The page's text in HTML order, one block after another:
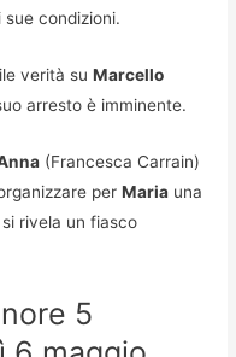
condizioni.
verità suMarcello
arresto è imminente.
(Francesca Carrain)
perMaria una
rivela un fiasco
5